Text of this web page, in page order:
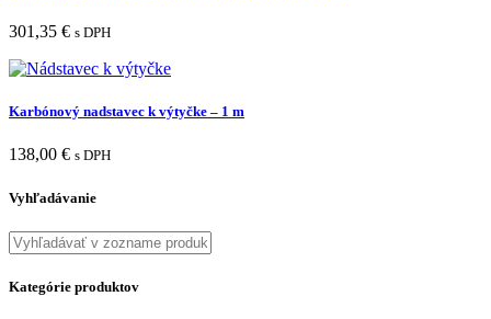
301,35 € s DPH
Karbónový nadstavec k výtyčke – 1 m
138,00 € s DPH
Vyhľadávanie
Kategórie produktov